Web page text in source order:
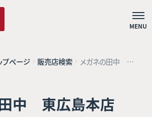
MENU
プページ 販売店検索 メガネの田中 東
広島本店
中 東広島本店